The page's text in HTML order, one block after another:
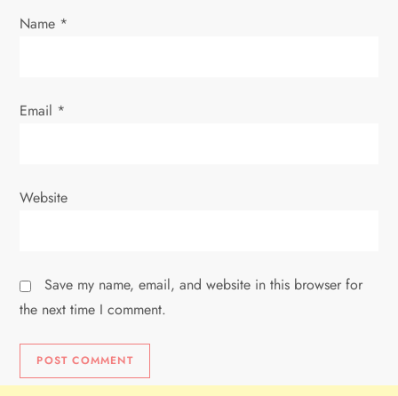
n
Name *
Email *
Website
Save my name, email, and website in this browser for
the next time I comment.